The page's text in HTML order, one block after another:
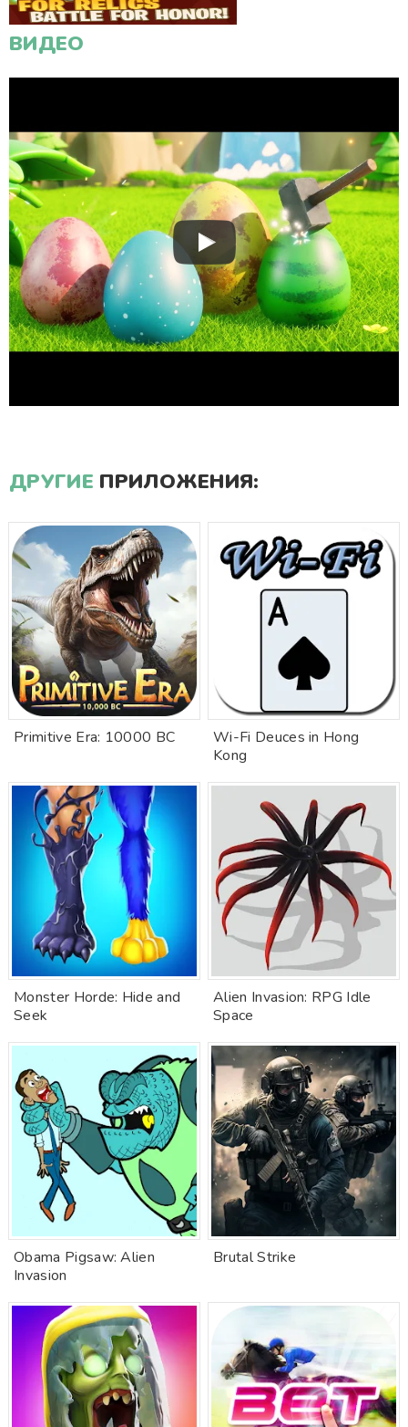
ВИДЕО
ДРУГИЕ ПРИЛОЖЕНИЯ:
Primitive Era: 10000 BC
Wi-Fi Deuces in Hong
Kong
Monster Horde: Hide and
Seek
Alien Invasion: RPG Idle
Space
Obama Pigsaw: Alien
Invasion
Brutal Strike